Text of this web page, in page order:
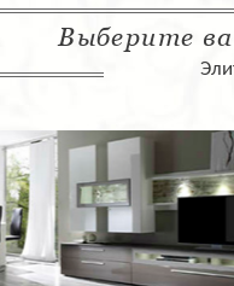
Выберите